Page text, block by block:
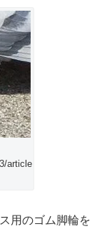
article
用のゴム脚輪を